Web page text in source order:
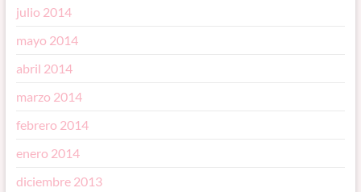
julio 2014
mayo 2014
abril 2014
marzo 2014
febrero 2014
enero 2014
diciembre 2013